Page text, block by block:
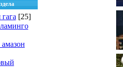
[25]